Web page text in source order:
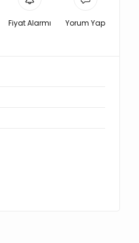
Fiyat Alarmı Yorum Yap